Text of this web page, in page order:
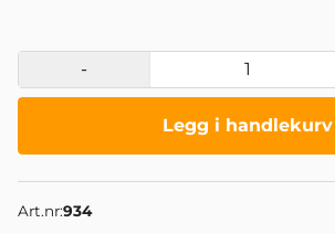
-
Legg i handlekurv
Art.nr:934